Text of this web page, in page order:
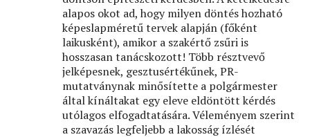
alapos okot ad, hogy milyen döntés hozható
képeslapméretű tervek alapján (főként
laikusként), amikor a szakértő zsűri is
hosszasan tanácskozott! Több résztvevő
jelképesnek, gesztusértékűnek, PR-
mutatványnak minősítette a polgármester
által kínáltakat egy eleve eldöntött kérdés
utólagos elfogadtatására. Véleményem szerint
a szavazás legfeljebb a lakosság ízlését